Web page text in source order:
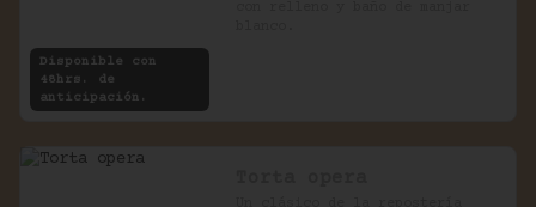
Disponible con
48hrs. de
anticipación.